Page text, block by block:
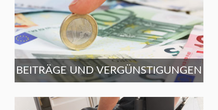
BEITRÄGE UND VERGÜNSTIGUNGEN